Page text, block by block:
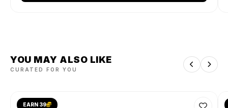
YOU MAY ALSO LIKE
CURATED FOR YOU
EARN 39